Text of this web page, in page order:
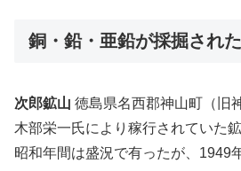
銅・鉛・亜鉛が採掘され
次郎鉱山 徳島県名西郡神山町（旧
木部栄一氏により稼行されていた鉱
昭和年間は盛況で有ったが、1949